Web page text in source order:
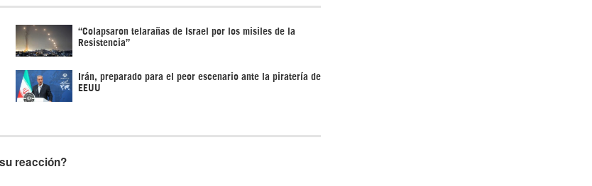
“Colapsaron telarañas de Israel por los misiles de la
Resistencia”
Irán, preparado para el peor escenario ante la piratería de
EEUU